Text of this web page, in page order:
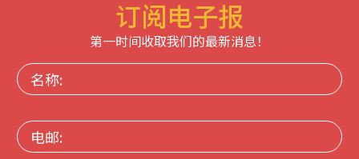
订阅电子报
第一时间收取我们的最新消息！
名
称:
电
邮: